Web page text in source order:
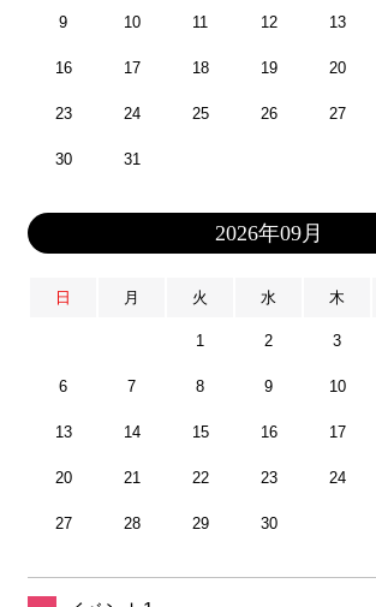
9 10 11 12 13
16 17 18 19 20
23 24 25 26 27
30 31
2026年09月
日 月 火 水 木
1 2 3
6 7 8 9 10
13 14 15 16 17
20 21 22 23 24
27 28 29 30